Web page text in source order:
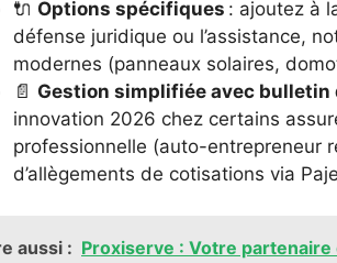
🔌 Options spécifiques : ajoutez à
défense juridique ou l’assistance,
modernes (panneaux solaires,
📄 Gestion simplifiée avec bulletin
innovation 2026 chez certains
professionnelle (auto-entrepreneur
d’allègements de cotisations via
aussi : Proxiserve : Votre